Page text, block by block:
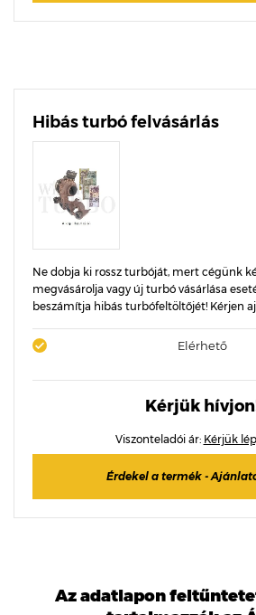
Hibás turbó felvásárlás
Ne dobja ki rossz turbóját, mert cégünk
megvásárolja vagy új turbó vásárlása
beszámítja hibás turbófeltöltőjét! Kérjen
Elérhető
Kérjük
Viszonteladói ár: Kérjük
Érdekel a termék -
Az adatlapon